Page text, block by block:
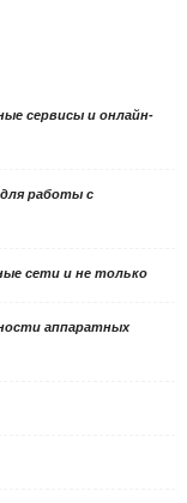
сервисы и онлайн-
работы с
сети и не только
аппаратных